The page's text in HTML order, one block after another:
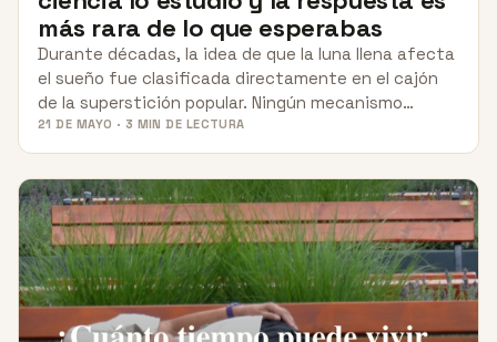
más rara de lo que esperabas
Durante décadas, la idea de que la luna llena afecta
el sueño fue clasificada directamente en el cajón
de la superstición popular. Ningún mecanismo…
21 DE MAYO · 3 MIN DE LECTURA